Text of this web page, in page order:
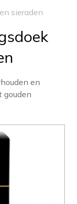
sieraden
en
gouden